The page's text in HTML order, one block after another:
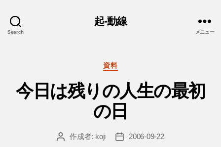
Search
起-動線
メニュー
カ
ゴ
リ
ー
資料
今日は残りの人生の最初
の日
投
作成者: koji
投
2006-09-22